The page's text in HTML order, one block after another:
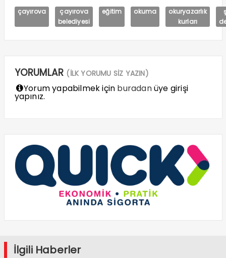
çayırova
çayırova
belediyesi
eğitim okuma
okuryazarlık
kurları
YORUMLAR (İLK YORUMU SİZ YAZIN)
Yorum yapabilmek için buradanüye girişi
yapınız.
İlgili Haberler